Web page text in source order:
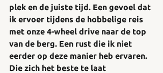
plek en de juiste tijd. Een gevoel dat
ik ervoer tijdens de hobbelige reis
met onze 4-wheel drive naar de top
van de berg. Een rust die ik niet
eerder op deze manier heb ervaren.
Die zich het beste te laat